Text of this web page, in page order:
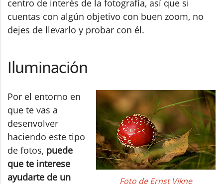
centro de interés de la fotografía, así que si
cuentas con algún objetivo con buen zoom, no
dejes de llevarlo y probar con él.
Iluminación
Foto de Ernst Vikne
Por el entorno en
que te vas a
desenvolver
haciendo este tipo
de fotos, puede
que te interese
ayudarte de un